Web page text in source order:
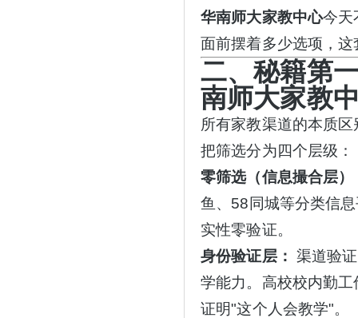
华南师大家教中心今天
面前摆着多少选项，
二、秘籍第
南师大家教
所有家教渠道的本质
把筛选分为四个层级：
零筛选（信息撮合层）
鱼、58同城等分类信
实性零验证。
身份验证层： 渠道验
学能力。高校校内勤
证明"这个人会教学"。